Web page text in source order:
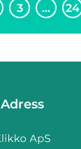
3 … 24
Adress